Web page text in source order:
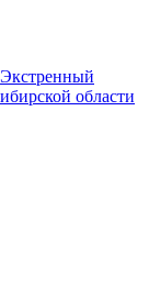
Экстренный
области